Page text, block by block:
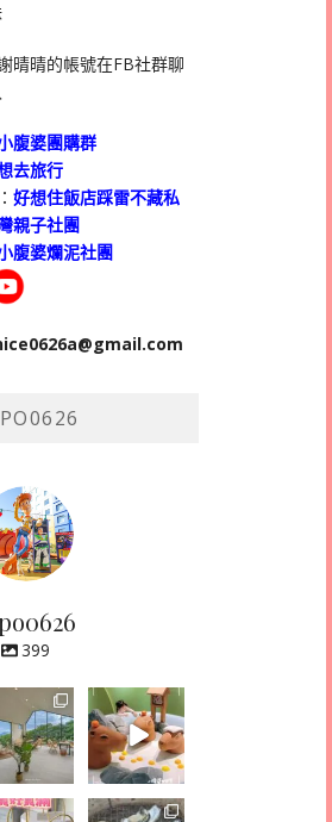
晴晴的帳號在FB社群聊
腹婆團購群
去旅行
：好想住飯店踩雷不藏私
親子社團
腹婆爛泥社團
399